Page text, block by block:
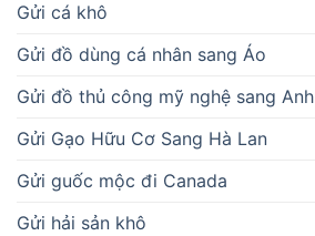
Gửi cá khô
Gửi đồ dùng cá nhân sang Áo
Gửi đồ thủ công mỹ nghệ sang Anh
Gửi Gạo Hữu Cơ Sang Hà Lan
Gửi guốc mộc đi Canada
Gửi hải sản khô